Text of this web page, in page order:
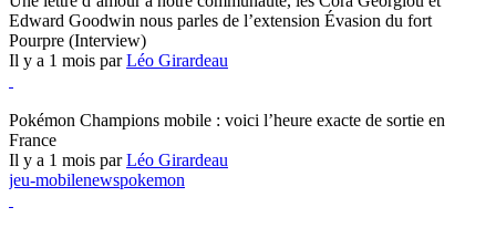
Edward Goodwin nous parles de l’extension Évasion du fort
Pourpre (Interview)
Il y a 1 mois parLéo Girardeau
Pokémon Champions mobile : voici l’heure exacte de sortie en
France
Il y a 1 mois parLéo Girardeau
jeu-mobilenewspokemon